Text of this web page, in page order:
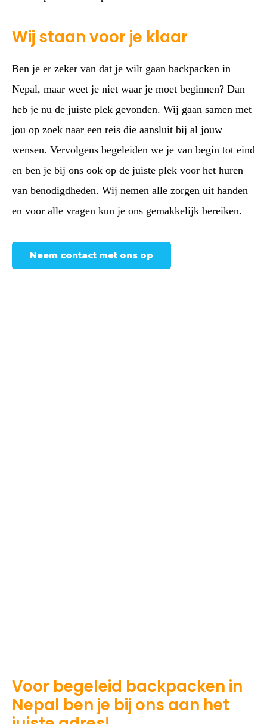
Wij staan voor je klaar
Ben je er zeker van dat je wilt gaan backpacken in
Nepal, maar weet je niet waar je moet beginnen? Dan
heb je nu de juiste plek gevonden. Wij gaan samen met
jou op zoek naar een reis die aansluit bij al jouw
wensen. Vervolgens begeleiden we je van begin tot eind
en ben je bij ons ook op de juiste plek voor het huren
van benodigdheden. Wij nemen alle zorgen uit handen
en voor alle vragen kun je ons gemakkelijk bereiken.
Neem contact met ons op
Voor begeleid backpacken in
Nepal ben je bij ons aan het